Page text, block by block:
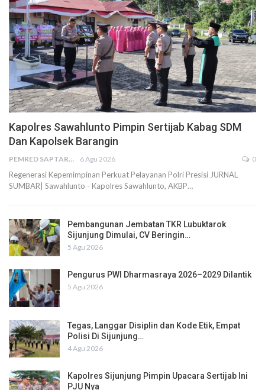
Kapolres Sawahlunto Pimpin Sertijab Kabag SDM
Dan Kapolsek Barangin
PEMRED SAPTARIUS 6 Agu 2026 0
Regenerasi Kepemimpinan Perkuat Pelayanan Polri Presisi JURNAL
SUMBAR| Sawahlunto - Kapolres Sawahlunto, AKBP…
Pembangunan Jembatan TKR Lubuktarok
Sijunjung Dimulai, CV Beringin…
5 Agu 2026
Pengurus PWI Dharmasraya 2026–2029 Dilantik
5 Agu 2026
Tegas, Langgar Disiplin dan Kode Etik, Empat
Polisi Di Sijunjung…
4 Agu 2026
Kapolres Sijunjung Pimpin Upacara Sertijab Ini
PJU Nya